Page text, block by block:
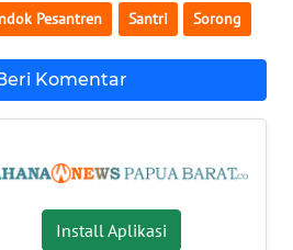
Pesantren Santri Sorong
Komentar
Install Aplikasi